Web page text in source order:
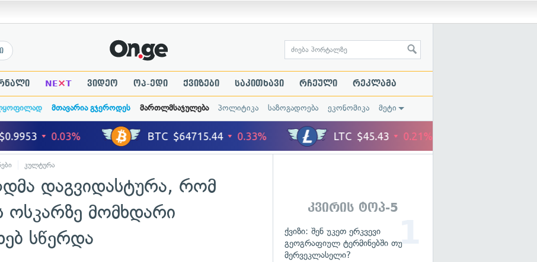
NE×T ვიდეო ოპ-ედი ქვიზები საკითხავი რჩეული რეკლამა
მთავარია გჯეროდეს მართლმსაჯულება პოლიტიკა საზოგადოება ეკონომიკა მეტი
კულტურა
დაგვიდასტურა, რომ
ოსკარზე მომხდარი
სწერდა
კვირის ტოპ-5
ქვიზი: შენ უკეთ ერკვევი
გეოგრაფიულ ტერმინებში თუ
მერვეკლასელი?